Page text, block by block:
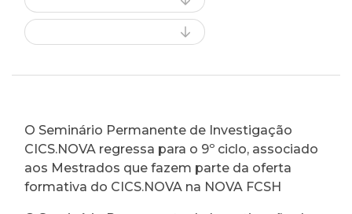
O Seminário Permanente de Investigação
CICS.NOVA regressa para o 9º ciclo, associado
aos Mestrados que fazem parte da oferta
formativa do CICS.NOVA na NOVA FCSH